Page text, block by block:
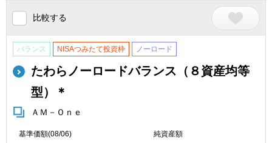
比較する
バランス NISAつみたて投資枠 ノーロード
たわらノーロードバランス（８資産均等
型）＊
ＡＭ－Ｏｎｅ
基準価額(08/06) 純資産額